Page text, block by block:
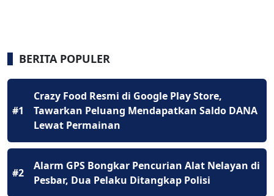
BERITA POPULER
#1
Crazy Food Resmi di Google Play Store,
Tawarkan Peluang Mendapatkan Saldo DANA
Lewat Permainan
#2
Alarm GPS Bongkar Pencurian Alat Nelayan di
Pesbar, Dua Pelaku Ditangkap Polisi